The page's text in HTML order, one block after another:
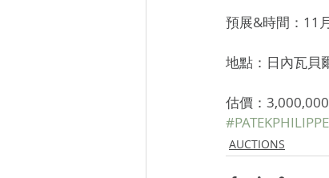
預展&時間：11
地點：日內瓦貝
估價：
#PATEKPHILIPPE
AUCTIONS